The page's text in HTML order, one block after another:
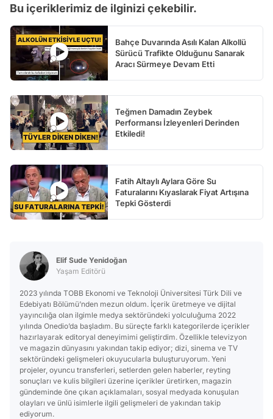
Bu içeriklerimiz de ilginizi çekebilir.
Bahçe Duvarında Asılı Kalan Alkollü
Sürücü Trafikte Olduğunu Sanarak
Aracı Sürmeye Devam Etti
Teğmen Damadın Zeybek
Performansı İzleyenleri Derinden
Etkiledi!
Fatih Altaylı Aylara Göre Su
Faturalarını Kıyaslarak Fiyat Artışına
Tepki Gösterdi
Elif Sude Yenidoğan
Yaşam Editörü
2023 yılında TOBB Ekonomi ve Teknoloji Üniversitesi Türk Dili ve
Edebiyatı Bölümü’nden mezun oldum. İçerik üretmeye ve dijital
yayıncılığa olan ilgimle medya sektöründeki yolculuğuma 2022
yılında Onedio’da başladım. Bu süreçte farklı kategorilerde içerikler
hazırlayarak editoryal deneyimimi geliştirdim. Özellikle televizyon
ve magazin dünyasını yakından takip ediyor; dizi, sinema ve TV
sektöründeki gelişmeleri okuyucularla buluşturuyorum. Yeni
projeler, oyuncu transferleri, setlerden gelen haberler, reyting
sonuçları ve kulis bilgileri üzerine içerikler üretirken, magazin
gündeminde öne çıkan açıklamaları, sosyal medyada konuşulan
olayları ve ünlü isimlerle ilgili gelişmeleri de yakından takip
ediyorum.